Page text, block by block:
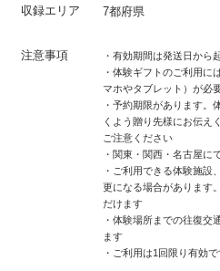
収録エリア 7都府県
注意事項
・有効期間は発送日から
・体験ギフトのご利用に
マホやタブレット）が必
・予約期限があります。
くよう贈り先様にお伝え
ご注意ください
・関東・関西・名古屋に
・ご利用できる体験施設
更になる場合があります
だけます
・体験場所までの往復交
ます
・ご利用は1回限り有効で